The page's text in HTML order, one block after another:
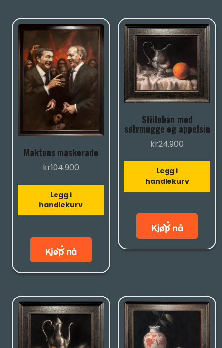
Maktens maskerade
kr104.900
Legg i
handlekurv
Stilleben med
sølvmugge og appelsin
kr24.900
Legg i
handlekurv